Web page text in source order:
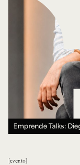
Emprende Talks:
evento